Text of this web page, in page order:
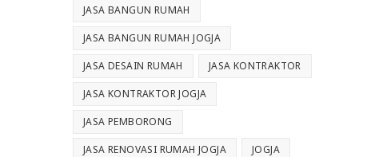
JASA BANGUN RUMAH
JASA BANGUN RUMAH JOGJA
JASA DESAIN RUMAH JASA KONTRAKTOR
JASA KONTRAKTOR JOGJA
JASA PEMBORONG
JASA RENOVASI RUMAH JOGJA JOGJA